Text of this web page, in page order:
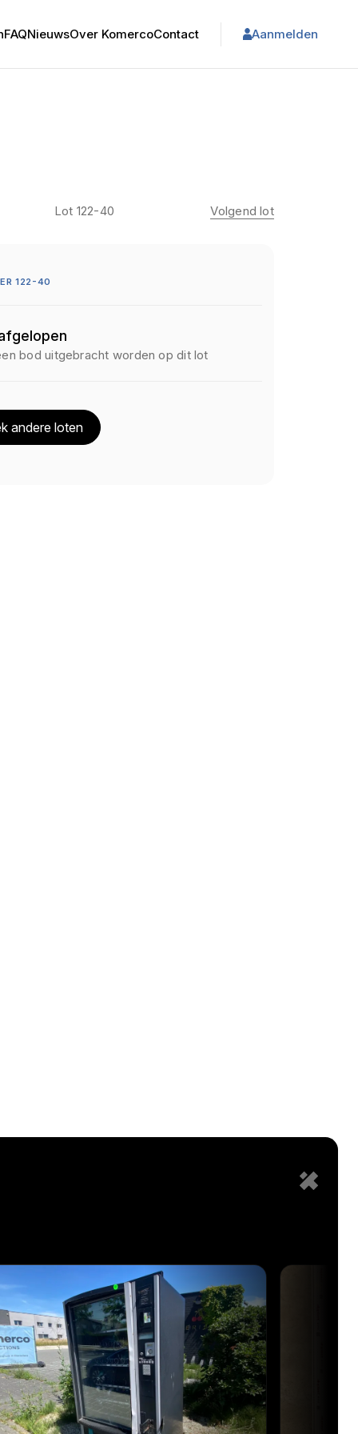
FAQNieuwsOver KomercoContact Aanmelden
Lot 122-40 Volgend lot
122-40
bod uitgebracht worden op dit lot
andere loten